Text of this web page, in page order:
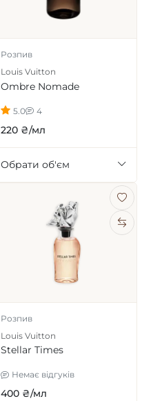
Розпив
Louis Vuitton
Ombre Nomade
5.0 4
220 ₴/мл
Обрати об'єм
Розпив
Louis Vuitton
Stellar Times
Немає відгуків
400 ₴/мл